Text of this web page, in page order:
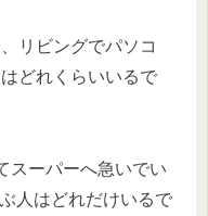
リビングでパソコ
どれくらいいるで
スーパーへ急いでい
人はどれだけいるで